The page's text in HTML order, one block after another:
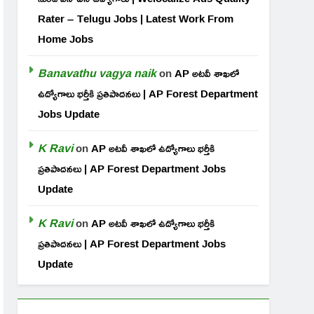
Rater – Telugu Jobs | Latest Work From
Home Jobs
Banavathu vagya naikonAP అటవీ శాఖలో
ఉద్యోగాలు భర్తీకి ప్రతిపాదనలు | AP Forest Department
Jobs Update
K RavionAP అటవీ శాఖలో ఉద్యోగాలు భర్తీకి
ప్రతిపాదనలు | AP Forest Department Jobs
Update
K RavionAP అటవీ శాఖలో ఉద్యోగాలు భర్తీకి
ప్రతిపాదనలు | AP Forest Department Jobs
Update